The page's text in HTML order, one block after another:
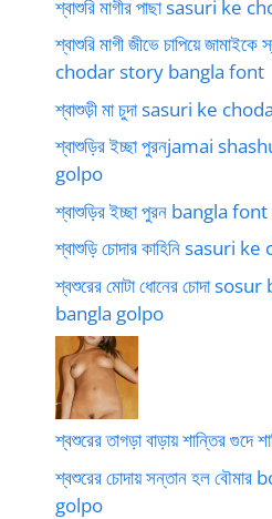
শ্বাশুরি মাগীর পাছা sasuri ke
শ্বাশুরি মাগী জীভে চাপিয়ে
chodar story bangla font
শ্বাশুড়ী মা চুদা sasuri ke
শ্বাশুড়ির ইচ্ছা পুরনjamai
golpo
শ্বাশুড়ির ইচ্ছা পুরন bangla
শ্বাশুড়ি চোদার কাহিনি
শ্বশুরের মোটা ধোনের চোদা
bangla golpo
শ্বশুরের তাগড়া বাড়ায় শান্তির গুদে
শ্বশুরের চোদায় সন্তান হল
golpo